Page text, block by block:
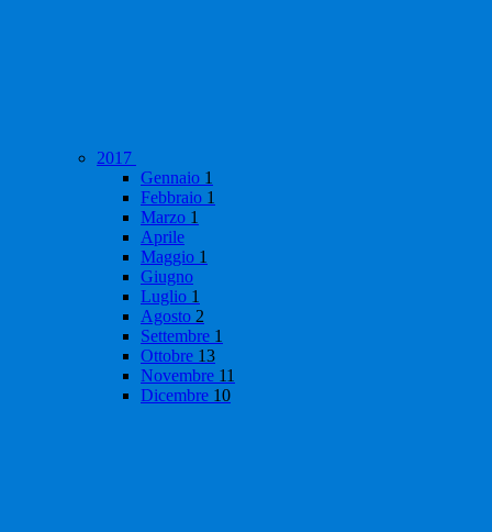
2017
Gennaio 1
Febbraio 1
Marzo 1
Aprile
Maggio 1
Giugno
Luglio 1
Agosto 2
Settembre 1
Ottobre 13
Novembre 11
Dicembre 10